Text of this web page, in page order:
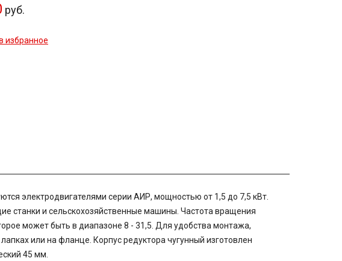
руб.
избранное
электродвигателями серии АИР, мощностью от 1,5 до 7,5 кВт.
станки и сельскохозяйственные машины. Частота вращения
может быть в диапазоне 8 - 31,5. Для удобства монтажа,
или на фланце. Корпус редуктора чугунный изготовлен
45 мм.